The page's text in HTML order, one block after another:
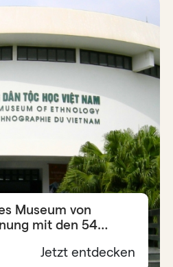
Museum von
mit den 54
Jetzt entdecken